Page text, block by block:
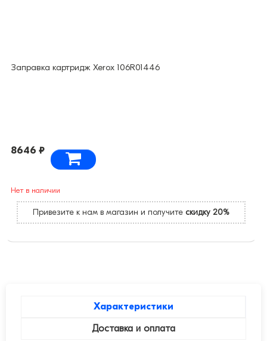
Заправка картридж Xerox 106R01446
8646 ₽
Нет в наличии
Привезите к нам в магазин и получите скидку 20%
Характеристики
Доставка и оплата